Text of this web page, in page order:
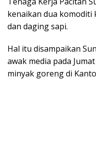
kenaikan dua komoditi
dan daging sapi.
Hal itu disampaikan
awak media pada
minyak goreng di